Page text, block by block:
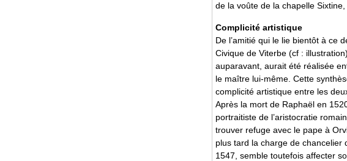
de la voûte de la chapelle
Complicité artistique
De l’amitié qui le lie bientôt à ce
Civique de Viterbe (cf :
auparavant, aurait été réalisée
le maître lui-même. Cette
complicité artistique entre les
Après la mort de Raphaël en
portraitiste de l’aristocratie
trouver refuge avec le pape à
plus tard la charge de chancelier
1547, semble toutefois affecter